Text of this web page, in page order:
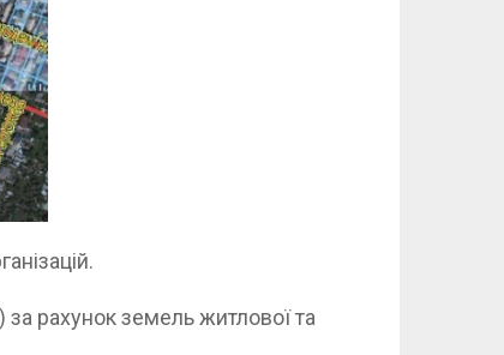
рахунок земель житлової та